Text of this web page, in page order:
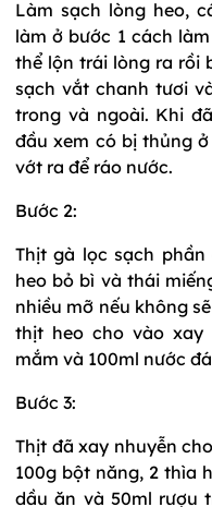
Làm sạch lòng heo,
làm ở bước 1 cách
thể lộn trái lòng ra rồi
sạch vắt chanh tươi
trong và ngoài. Khi
đầu xem có bị thủng
vớt ra để ráo nước.
Bước 2:
Thịt gà lọc sạch
heo bỏ bì và thái
nhiều mỡ nếu không
thịt heo cho vào xay
mắm và 100ml nước
Bước 3:
Thịt đã xay nhuyễn
100g bột năng, 2 thìa
dầu ăn và 50ml rượu